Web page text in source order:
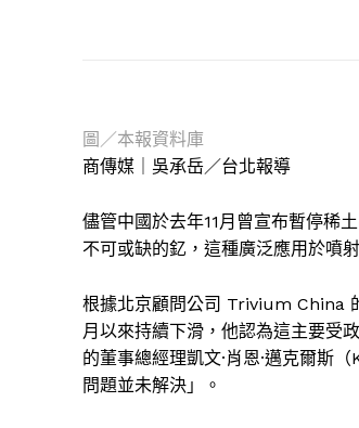
圖／本報資料庫
商傳媒｜吳承岳／台北報導
儘管中國於去年11月曾宣布暫停稀
不可或缺的釔，這種廣泛應用於噴
根據北京顧問公司 Trivium China
月以來持續下滑，他認為這主要受
的董事總經理凱文·肖恩·邁克爾斯
問題並未解決」。